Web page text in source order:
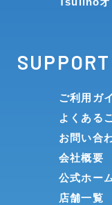
SUPPORT
ご利用ガ
よくある
お問い合
会社概要
公式ホー
店舗一覧